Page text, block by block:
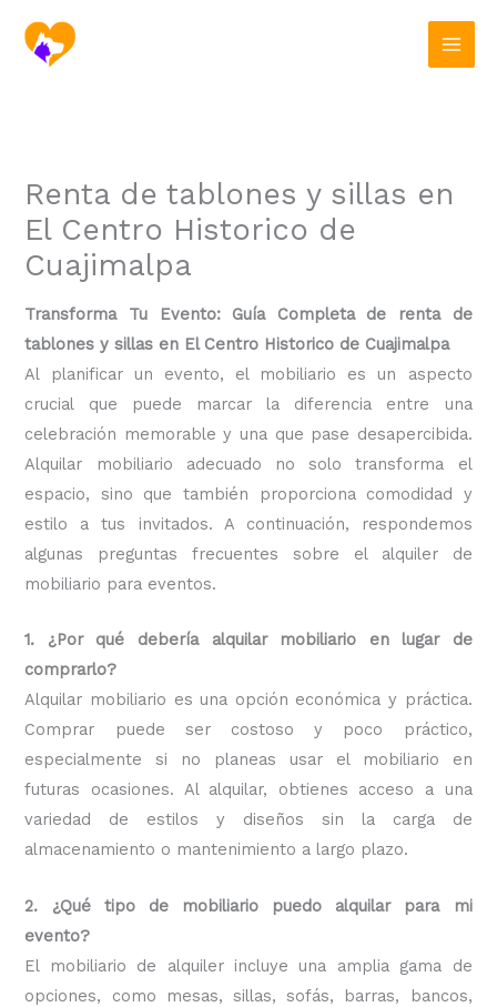
contenido
Renta de tablones y sillas en
El Centro Historico de
Cuajimalpa
Transforma Tu Evento: Guía Completa de renta de
tablones y sillas en El Centro Historico de Cuajimalpa
Al planificar un evento, el mobiliario es un aspecto
crucial que puede marcar la diferencia entre una
celebración memorable y una que pase desapercibida.
Alquilar mobiliario adecuado no solo transforma el
espacio, sino que también proporciona comodidad y
estilo a tus invitados. A continuación, respondemos
algunas preguntas frecuentes sobre el alquiler de
mobiliario para eventos.
1. ¿Por qué debería alquilar mobiliario en lugar de
comprarlo?
Alquilar mobiliario es una opción económica y práctica.
Comprar puede ser costoso y poco práctico,
especialmente si no planeas usar el mobiliario en
futuras ocasiones. Al alquilar, obtienes acceso a una
variedad de estilos y diseños sin la carga de
almacenamiento o mantenimiento a largo plazo.
2. ¿Qué tipo de mobiliario puedo alquilar para mi
evento?
El mobiliario de alquiler incluye una amplia gama de
opciones, como mesas, sillas, sofás, barras, bancos,